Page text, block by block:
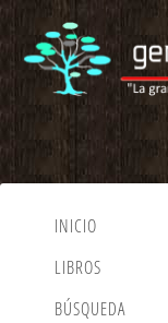
INICIO
LIBROS
BÚSQUEDA